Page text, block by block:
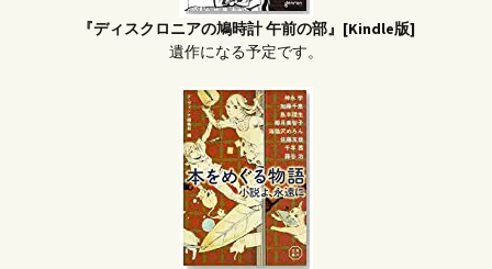
『ディスクロニアの鳩時計 午前の部』[Kindle版]
遺作になる予定です。